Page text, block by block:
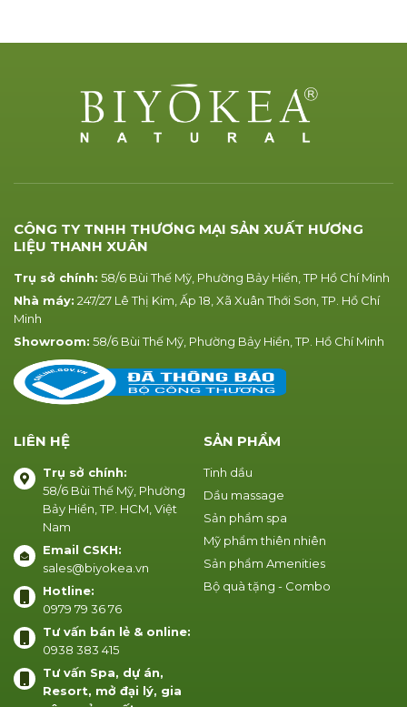
CÔNG TY TNHH THƯƠNG MẠI SẢN XUẤT HƯƠNG
LIỆU THANH XUÂN
Trụ sở chính: 58/6 Bùi Thế Mỹ, Phường Bảy Hiền, TP Hồ Chí Minh
Nhà máy: 247/27 Lê Thị Kim, Ấp 18, Xã Xuân Thới Sơn, TP. Hồ Chí
Minh
Showroom: 58/6 Bùi Thế Mỹ, Phường Bảy Hiền, TP. Hồ Chí Minh
SẢN PHẨM
Tinh dầu
Dầu massage
Sản phẩm spa
Mỹ phẩm thiên nhiên
Sản phẩm Amenities
Bộ quà tặng - Combo
LIÊN HỆ
Trụ sở chính:
58/6 Bùi Thế Mỹ, Phường
Bảy Hiền, TP. HCM, Việt
Nam
Email CSKH:
sales@biyokea.vn
Hotline:
0979 79 36 76
Tư vấn bán lẻ & online:
0938 383 415
Tư vấn Spa, dự án,
Resort, mở đại lý, gia